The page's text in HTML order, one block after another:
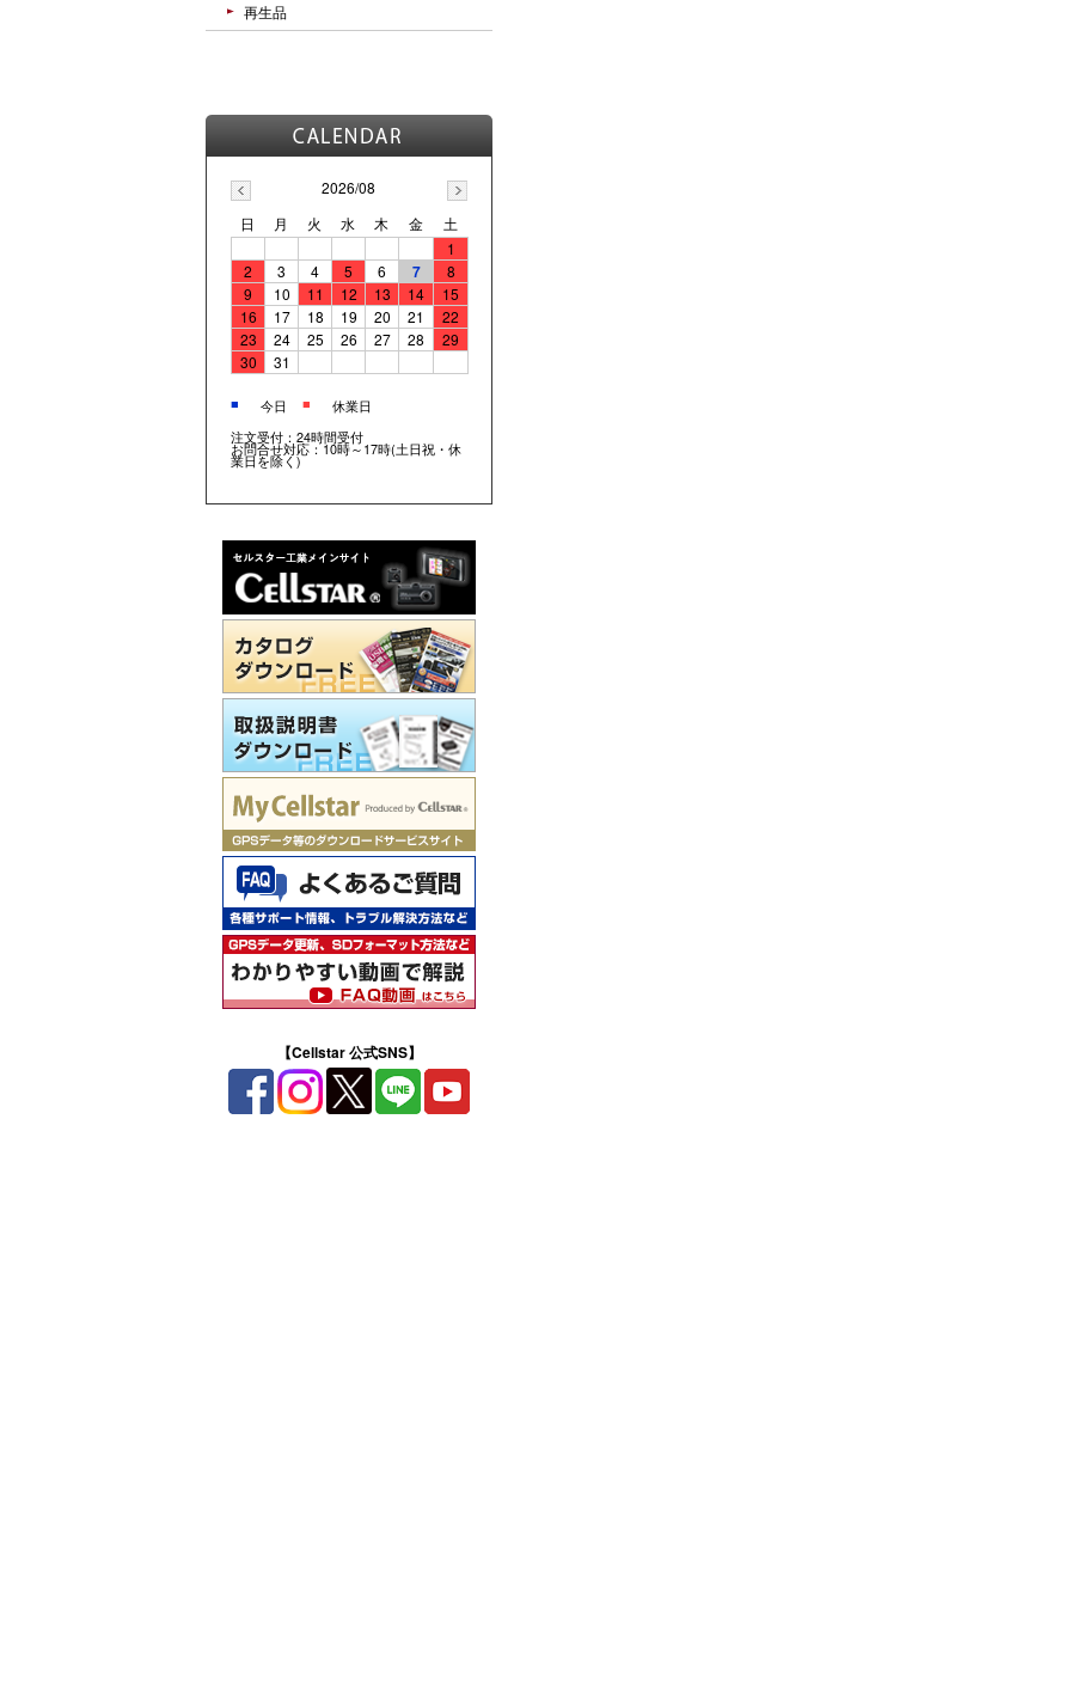
再生品
2026/08
日
月 火 水 木 金
土
1
2
3 4 5 6 7
8
9
10 11 12 13 14
15
16
17 18 19 20 21
22
23
24 25 26 27 28
29
30
31
■ 今日 ■
休業日
注文受付：24時間受付
お問合せ対応：10時～17時(土日祝・休
業日を除く)
【Cellstar 公式SNS】